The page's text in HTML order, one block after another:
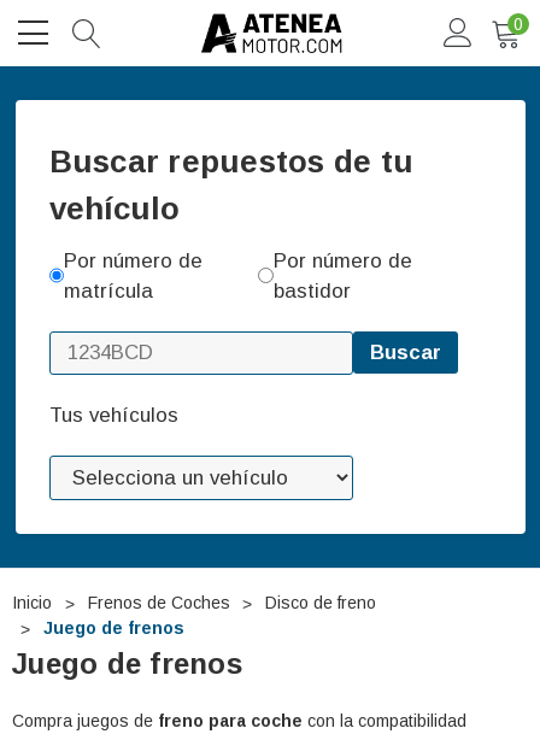
0
Buscar repuestos de tu
vehículo
Por número de
matrícula
Por número de
bastidor
Buscar
Tus vehículos
Inicio Frenos de Coches
Disco de freno
Juego de frenos
Juego de frenos
Compra juegos de freno para coche con la compatibilidad